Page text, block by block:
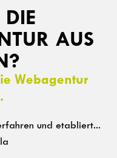
DIE
AUS
Webagentur
und etabliert...